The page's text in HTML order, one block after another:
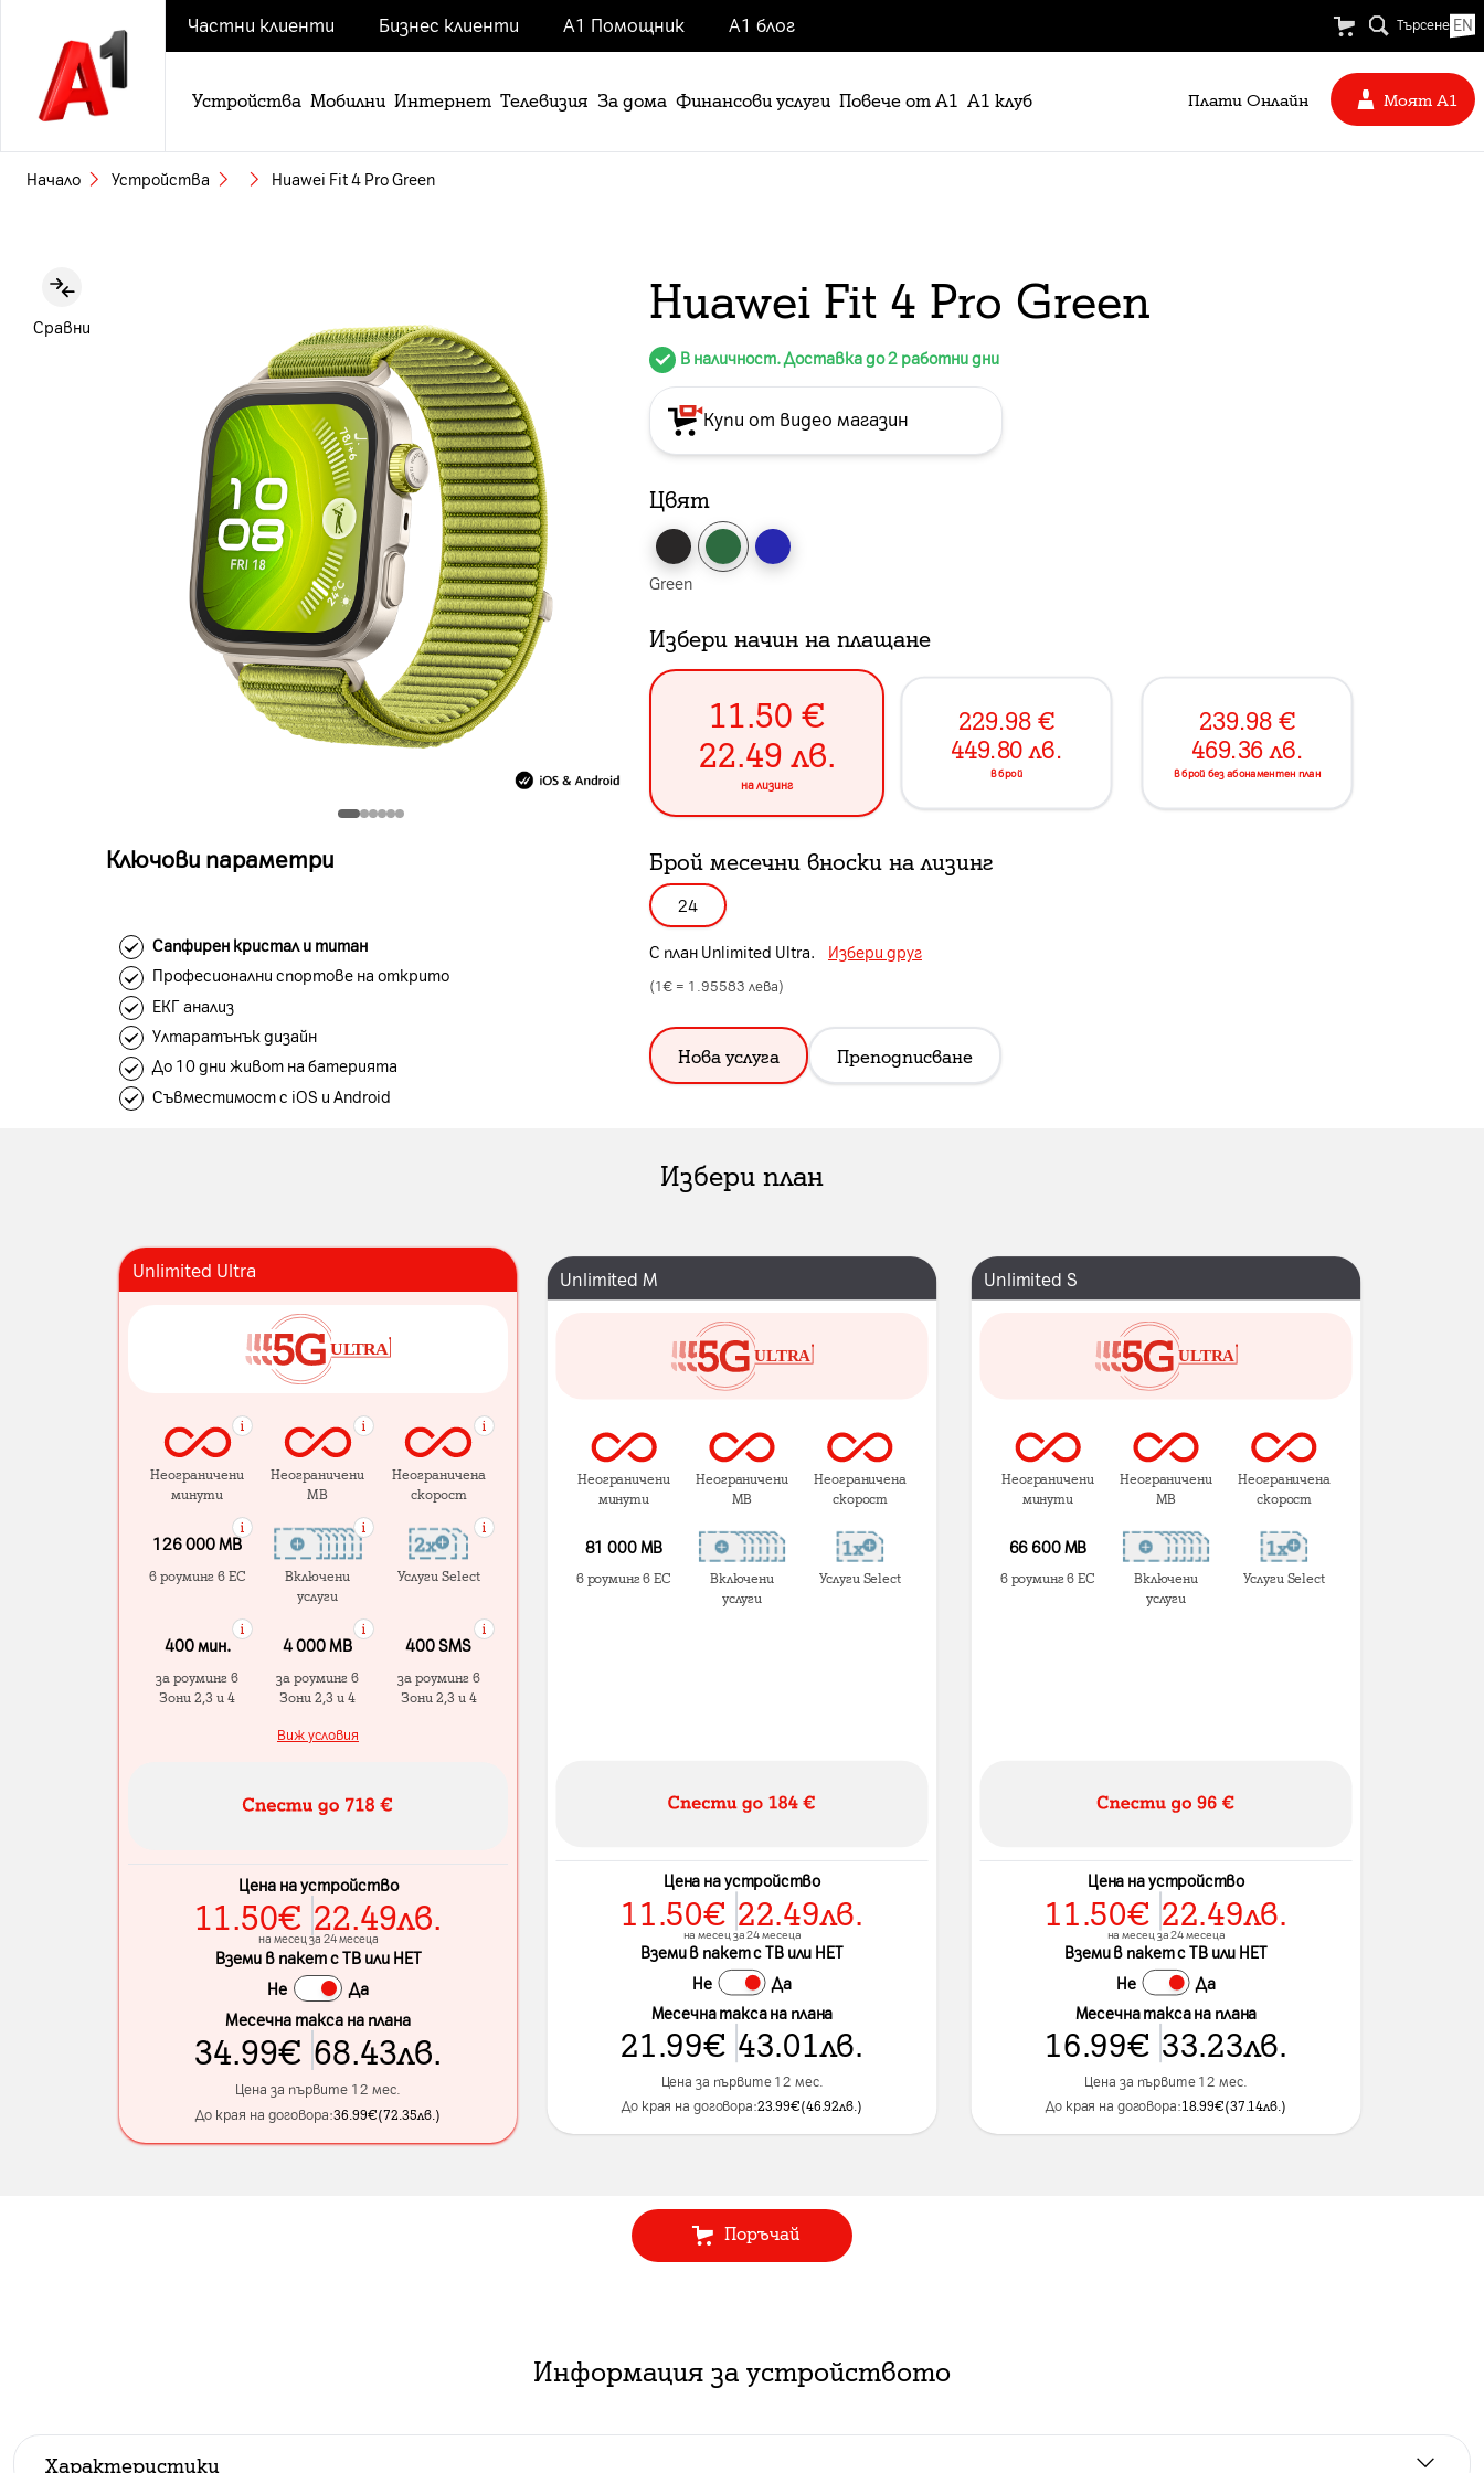
Частни клиенти Бизнес клиенти А1 Помощник А1 блог Търсене EN
Устройства Мобилни Интернет Телевизия За дома Финансови услуги Повече от А1 А1 клуб Плати Oнлайн Моят А1
Начало Устройства Huawei Fit 4 Pro Green
Сравни
Ключови параметри
Сапфирен кристал и титан
Професионални спортове на открито
ЕКГ анализ
Ултаратънък дизайн
До 10 дни живот на батерията
Съвместимост с iOS и Android
Huawei Fit 4 Pro Green
В наличност. Доставка до 2 работни дни
Купи от видео магазин
Цвят
Green
Избери начин на плащане
11.50 €
22.49 лв.
на лизинг
229.98 €
449.80 лв.
в брой
239.98 €
469.36 лв.
в брой без абонаментен план
Брой месечни вноски на лизинг
24
С план Unlimited Ultra. Избери друг
(1€ = 1.95583 лева)
Нова услуга Преподписване
Избери план
Unlimited Ultra
Неограничени
минути
Неограничени
MB
Неограничена
скорост
126 000 MB
в роуминг в ЕС
Включени
услуги
Услуги Select
400 мин.
за роуминг в
Зони 2,3 и 4
4 000 МB
за роуминг в
Зони 2,3 и 4
400 SMS
за роуминг в
Зони 2,3 и 4
Виж условия
Цена на устройство
11.50€ 22.49лв.
на месец за 24 месеца
Вземи в пакет с ТВ или НЕТ
Не
Да
Месечна такса на плана
34.99€ 68.43лв.
Цена за първите 12 мес.
До края на договора:36.99€(72.35лв. )
Unlimited M
Неограничени
минути
Неограничени
MB
Неограничена
скорост
81 000 МВ
в роуминг в ЕС
Включени
услуги
Услуги Select
Цена на устройство
11.50€ 22.49лв.
на месец за 24 месеца
Вземи в пакет с ТВ или НЕТ
Не Да
Месечна такса на плана
21.99€ 43.01лв.
Цена за първите 12 мес.
До края на договора:23.99€(46.92лв. )
Unlimited S
Неограничени
минути
Неограничени
MB
Неограничена
скорост
66 600 MB
в роуминг в ЕС
Включени
услуги
Услуги Select
Цена на устройство
11.50€ 22.49лв.
на месец за 24 месеца
Вземи в пакет с ТВ или НЕТ
Не Да
Месечна такса на плана
16.99€ 33.23лв.
Цена за първите 12 мес.
До края на договора:18.99€(37.14лв. )
Поръчай
Информация за устройството
Характеристики